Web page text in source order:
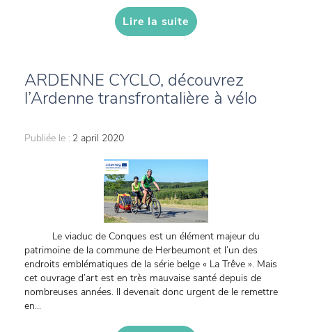
Lire la suite
ARDENNE CYCLO, découvrez
l’Ardenne transfrontalière à vélo
Publiée le : 2 april 2020
Le viaduc de Conques est un élément majeur du
patrimoine de la commune de Herbeumont et l’un des
endroits emblématiques de la série belge « La Trêve ». Mais
cet ouvrage d’art est en très mauvaise santé depuis de
nombreuses années. Il devenait donc urgent de le remettre
en...